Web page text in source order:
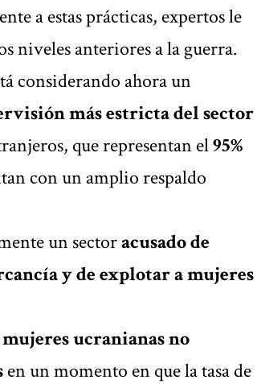
a estas prácticas, expertos le
niveles anteriores a la guerra.
considerando ahora un
más estricta del sector
que representan el95%
con un amplio respaldo
un sectoracusado de
y de explotar a mujeres
ucranianas no
en un momento en que la tasa de